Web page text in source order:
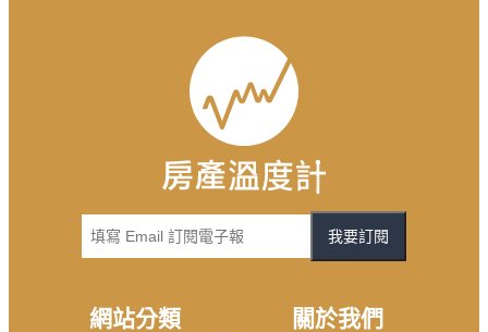
我要訂閱
網站分類 關於我們